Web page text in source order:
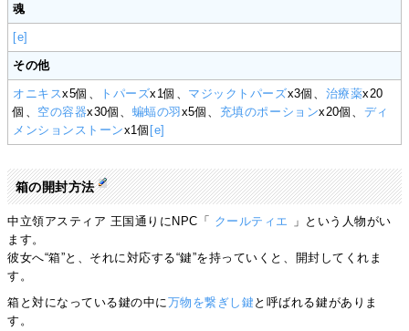
魂
[e]
その他
オニキスx5個、 トパーズx1個、 マジックトパーズx3個、 治療薬x20
個、 空の容器x30個、 蝙蝠の羽x5個、 充填のポーションx20個、 ディ
メンションストーンx1個 [e]
箱の開封方法
中立領アスティア 王国通りにNPC「 クールティエ
」という人物がい
ます。
彼女へ“箱”と、それに対応する“鍵”を持っていくと、開封してくれま
す。
箱と対になっている鍵の中に万物を繋ぎし鍵 と呼ばれる鍵がありま
す。